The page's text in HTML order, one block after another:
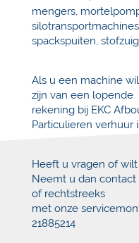
mengers,
spackspuiten,
Als u een machine
zijn van een lopende
rekening bij EKC
Particulieren verhuur
Heeft u vragen of
Neemt u dan contact
of rechtstreeks
met onze
21885214